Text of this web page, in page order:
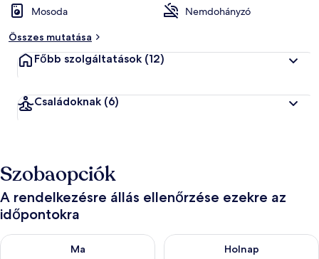
Mosoda
Nemdohányzó
Összes mutatása
Főbb szolgáltatások (12)
Családoknak (6)
Szobaopciók
A rendelkezésre állás ellenőrzése ezekre az
időpontokra
Ma
A ma esti rendelkezésre állás ellenőrzése: aug. 8 - aug. 9
Holnap
A holnapi rendelkezésre állás